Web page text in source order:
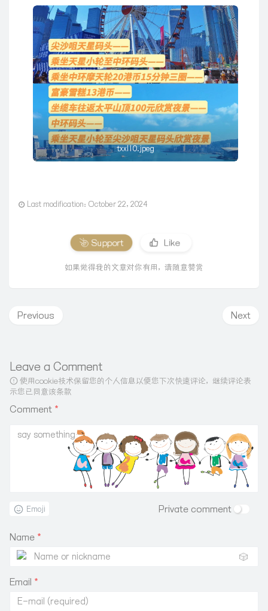
txxl10.jpeg
Last modification：October 22, 2024
Support Like
如果觉得我的文章对你有用，请随意赞赏
Next
Previous
Leave a Comment
使用cookie技术保留您的个人信息以便您下次快速评论，继续评论表
示您已同意该条款
Comment *
Emoji Private comment
Name *
🎲
Email *